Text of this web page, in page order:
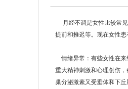
月经不调是女性比较常见
提前和推迟等。现在女性
情绪异常：有些女性在来
重大精神刺激和心理创伤
巢分泌激素又受垂体和下